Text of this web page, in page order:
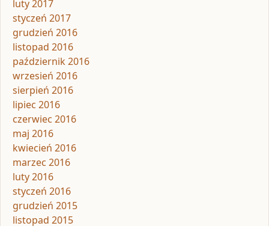
luty 2017
styczeń 2017
grudzień 2016
listopad 2016
październik 2016
wrzesień 2016
sierpień 2016
lipiec 2016
czerwiec 2016
maj 2016
kwiecień 2016
marzec 2016
luty 2016
styczeń 2016
grudzień 2015
listopad 2015